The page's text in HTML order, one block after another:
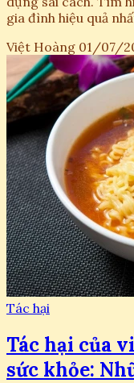
gia đình hiệu quả
Việt Hoàng 01/07/
Tác hại
Tác hại của
sức khỏe: